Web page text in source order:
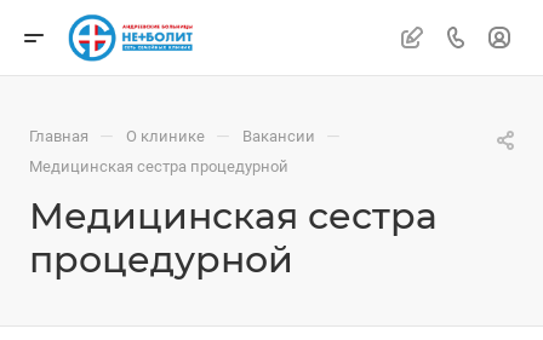
Главная — О клинике — Вакансии —
Медицинская сестра процедурной
Медицинская сестра
процедурной